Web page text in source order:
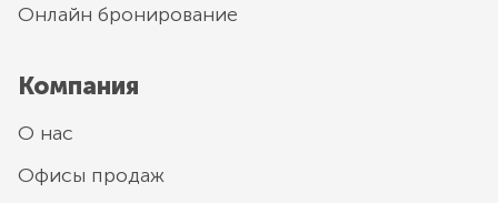
Онлайн бронирование
Компания
О нас
Офисы продаж